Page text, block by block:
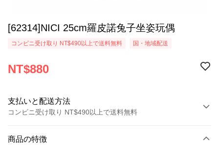
[62314]NICI 25cm羅皮諾兔子坐姿玩偶
コンビニ受け取り NT$490以上で送料無料 国・地域配送
NT$880
支払いと配送方法
コンビニ受け取り NT$490以上で送料無料
クレジットカード1回払い
商品の特徴